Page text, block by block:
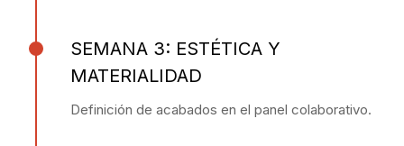
SEMANA 3: ESTÉTICA Y
MATERIALIDAD
Definición de acabados en el panel colaborativo.